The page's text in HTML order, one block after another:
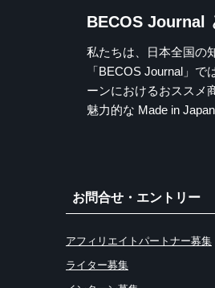
BECOS Journal
私たちは、日本全国の
「BECOS Journal」
ーンにおけるおススメ
魅力的な Made in
お問合せ・エントリー
アフィリエイトパートナー募集
ライター募集